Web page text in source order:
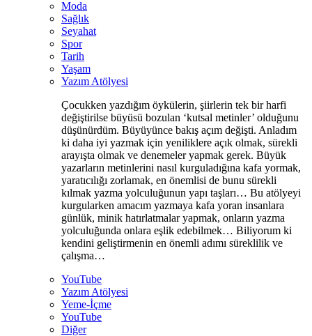
Moda
Sağlık
Seyahat
Spor
Tarih
Yaşam
Yazım Atölyesi
Çocukken yazdığım öykülerin, şiirlerin tek bir harfi
değiştirilse büyüsü bozulan ‘kutsal metinler’ olduğunu
düşünürdüm. Büyüyünce bakış açım değişti. Anladım
ki daha iyi yazmak için yeniliklere açık olmak, sürekli
arayışta olmak ve denemeler yapmak gerek. Büyük
yazarların metinlerini nasıl kurguladığına kafa yormak,
yaratıcılığı zorlamak, en önemlisi de bunu sürekli
kılmak yazma yolculuğunun yapı taşları… Bu atölyeyi
kurgularken amacım yazmaya kafa yoran insanlara
günlük, minik hatırlatmalar yapmak, onların yazma
yolculuğunda onlara eşlik edebilmek… Biliyorum ki
kendini geliştirmenin en önemli adımı süreklilik ve
çalışma…
YouTube
Yazım Atölyesi
Yeme-İçme
YouTube
Diğer